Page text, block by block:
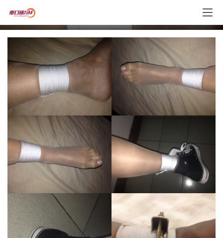
紧缚差点腿断了